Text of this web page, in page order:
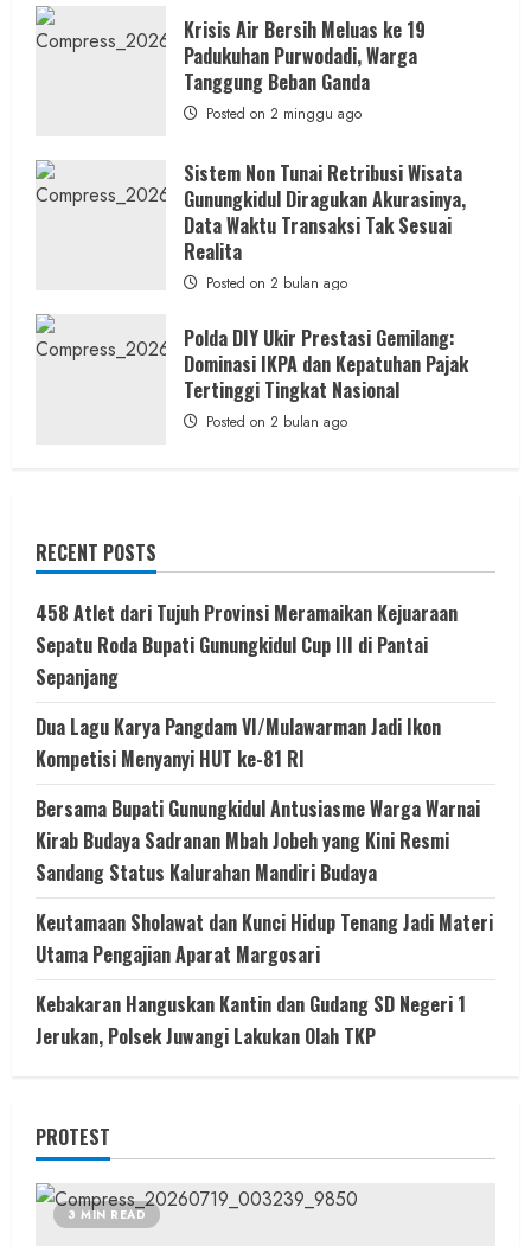
Krisis Air Bersih Meluas ke 19
Padukuhan Purwodadi, Warga
Tanggung Beban Ganda
Posted on 2 minggu ago
Sistem Non Tunai Retribusi Wisata
Gunungkidul Diragukan Akurasinya,
Data Waktu Transaksi Tak Sesuai
Realita
Posted on 2 bulan ago
Polda DIY Ukir Prestasi Gemilang:
Dominasi IKPA dan Kepatuhan Pajak
Tertinggi Tingkat Nasional
Posted on 2 bulan ago
RECENT POSTS
458 Atlet dari Tujuh Provinsi Meramaikan Kejuaraan
Sepatu Roda Bupati Gunungkidul Cup III di Pantai
Sepanjang
Dua Lagu Karya Pangdam VI/Mulawarman Jadi Ikon
Kompetisi Menyanyi HUT ke-81 RI
Bersama Bupati Gunungkidul Antusiasme Warga Warnai
Kirab Budaya Sadranan Mbah Jobeh yang Kini Resmi
Sandang Status Kalurahan Mandiri Budaya
Keutamaan Sholawat dan Kunci Hidup Tenang Jadi Materi
Utama Pengajian Aparat Margosari
Kebakaran Hanguskan Kantin dan Gudang SD Negeri 1
Jerukan, Polsek Juwangi Lakukan Olah TKP
PROTEST
3 MIN READ